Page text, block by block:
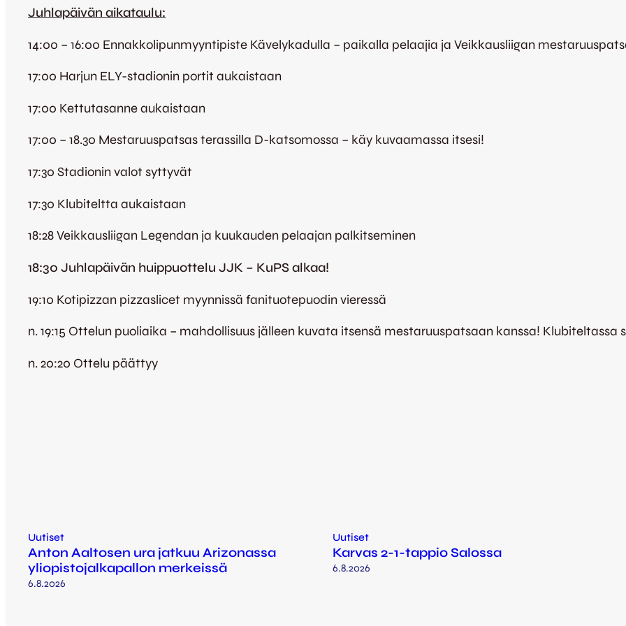
Juhlapäivän aikataulu:
14:00 – 16:00 Ennakkolipunmyyntipiste Kävelykadulla – paikalla pelaajia ja Veikkausliigan
17:00 Harjun ELY-stadionin portit aukaistaan
17:00 Kettutasanne aukaistaan
17:00 – 18.30 Mestaruuspatsas terassilla D-katsomossa – käy kuvaamassa itsesi!
17:30 Stadionin valot syttyvät
17:30 Klubiteltta aukaistaan
18:28 Veikkausliigan Legendan ja kuukauden pelaajan palkitseminen
18:30 Juhlapäivän huippuottelu JJK – KuPS alkaa!
19:10 Kotipizzan pizzaslicet myynnissä fanituotepuodin vieressä
n. 19:15 Ottelun puoliaika – mahdollisuus jälleen kuvata itsensä mestaruuspatsaan kanssa! Klubiteltassa
n. 20:20 Ottelu päättyy
Uutiset
Anton Aaltosen ura jatkuu Arizonassa
yliopistojalkapallon merkeissä
6.8.2026
Uutiset
Karvas 2-1-tappio Salossa
6.8.2026